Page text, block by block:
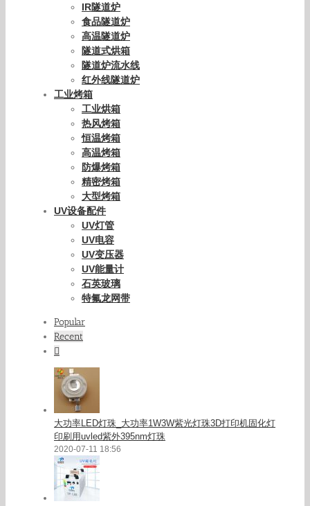
IR隧道炉
食品隧道炉
高温隧道炉
隧道式烘箱
隧道炉流水线
红外线隧道炉
工业烤箱
工业烘箱
热风烤箱
恒温烤箱
高温烤箱
防爆烤箱
精密烤箱
大型烤箱
UV设备配件
UV灯管
UV电容
UV变压器
UV能量计
石英玻璃
特氟龙网带
Popular
Recent
大功率LED灯珠_大功率1W3W紫光灯珠3D打印机固化灯
印刷用uvled紫外395nm灯珠
2020-07-11 18:56